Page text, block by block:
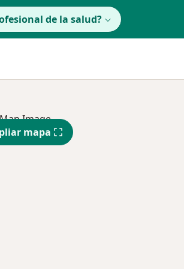
de la salud?
mapa